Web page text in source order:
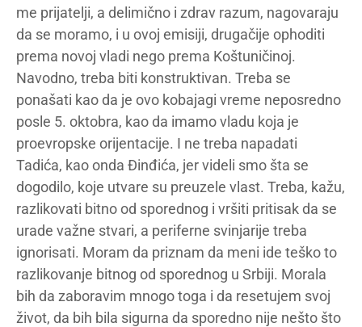
me prijatelji, a delimično i zdrav razum, nagovaraju
da se moramo, i u ovoj emisiji, drugačije ophoditi
prema novoj vladi nego prema Koštuničinoj.
Navodno, treba biti konstruktivan. Treba se
ponašati kao da je ovo kobajagi vreme neposredno
posle 5. oktobra, kao da imamo vladu koja je
proevropske orijentacije. I ne treba napadati
Tadića, kao onda Đinđića, jer videli smo šta se
dogodilo, koje utvare su preuzele vlast. Treba, kažu,
razlikovati bitno od sporednog i vršiti pritisak da se
urade važne stvari, a periferne svinjarije treba
ignorisati. Moram da priznam da meni ide teško to
razlikovanje bitnog od sporednog u Srbiji. Morala
bih da zaboravim mnogo toga i da resetujem svoj
život, da bih bila sigurna da sporedno nije nešto što